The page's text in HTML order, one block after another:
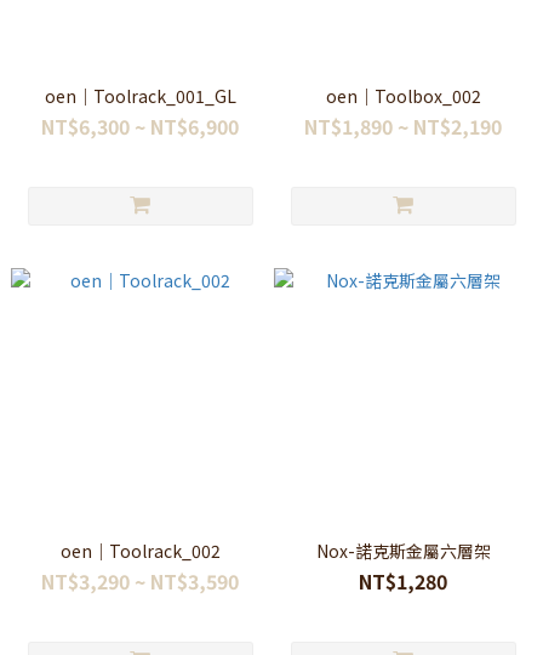
oen｜Toolrack_001_GL
NT$6,300 ~ NT$6,900
oen｜Toolbox_002
NT$1,890 ~ NT$2,190
oen｜Toolrack_002
NT$3,290 ~ NT$3,590
Nox-諾克斯金屬六層架
NT$1,280